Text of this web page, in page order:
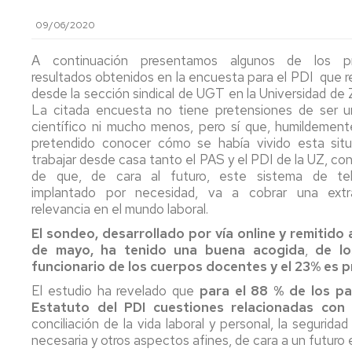
PTGAS
Laboral
Candidatura
PTGAS
Funcionario
Comunicados,
noticias
y
Archivo
2019
Programa
PAS
2019
Programa
PDI
FeSP
Portal
de
Transparencia
Qué
es
la
UGT
Afíliate
Declaración
de
No
olvides
cuota
sindical
en
declaración
del
IRPF
2022
Formacion
PDI
I+D+i
Estatuto
P.I.
Formación
II
Convenio
Colectivo
PDI
LOSU
de
Estudios
a
la
la
I
de
09/06/2020
A continuación presentamos algunos de los
resultados obtenidos en la encuesta para el PDI que
desde la sección sindical de UGT en la Universidad de
La citada encuesta no tiene pretensiones de ser
científico ni mucho menos, pero sí que,
pretendido conocer cómo se había vivido esta
trabajar desde casa tanto el PAS y el PDI de la UZ,
de que, de cara al futuro, este sistema de
implantado por necesidad, va a cobrar una
relevancia en el mundo laboral.
El sondeo, desarrollado por vía online y remitido
de mayo, ha tenido una buena acogida, de
funcionario de los cuerpos docentes y el 23%
El estudio ha revelado que para el 88 % de los
Estatuto del PDI cuestiones relacionadas
conciliación de la vida laboral y personal, la
necesaria y otros aspectos afines, de cara a un futuro